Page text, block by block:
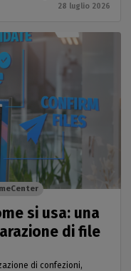
28 luglio 2026
si usa: una
di file
di confezioni,